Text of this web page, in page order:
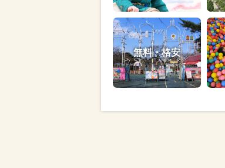
無料・格安